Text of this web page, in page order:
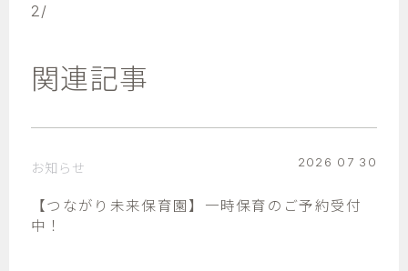
2/
関連記事
お知らせ
【つながり未来保育園】一時保育のご予約受付
中！
2026 07 30